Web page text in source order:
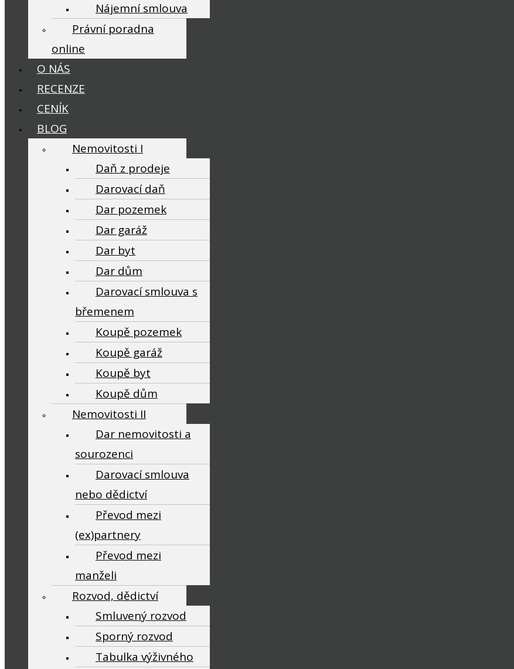
Nájemní smlouva
Právní poradna
online
O NÁS
RECENZE
CENÍK
BLOG
Nemovitosti I
Daň z prodeje
Darovací daň
Dar pozemek
Dar garáž
Dar byt
Dar dům
Darovací smlouva s
břemenem
Koupě pozemek
Koupě garáž
Koupě byt
Koupě dům
Nemovitosti II
Dar nemovitosti a
sourozenci
Darovací smlouva
nebo dědictví
Převod mezi
(ex)partnery
Převod mezi
manželi
Rozvod, dědictví
Smluvený rozvod
Sporný rozvod
Tabulka výživného